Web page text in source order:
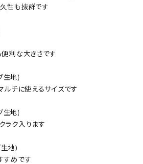
性も抜群です
便利な大きさです
生地)
ルチに使えるサイズです
生地)
ラク入ります
地)
すめです